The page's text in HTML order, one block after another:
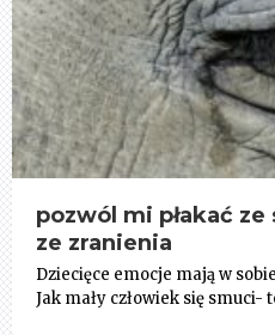
pozwól mi płakać
ze zranienia
Dziecięce emocje mają w
Jak mały człowiek się smuci-